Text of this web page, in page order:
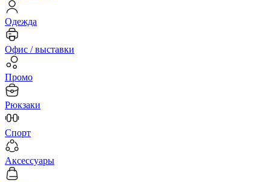
Одежда
Офис / выставки
Промо
Рюкзаки
Спорт
Аксессуары